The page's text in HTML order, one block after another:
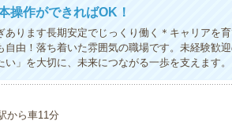
操作ができればOK！
ります長期安定でじっくり働く＊キャリアを
由！落ち着いた雰囲気の職場です。未経験歓
」を大切に、未来につながる一歩を支えます。
から車11分